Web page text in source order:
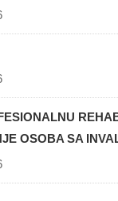
OSOBA SA